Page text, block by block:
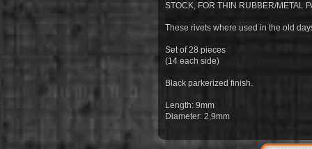
STOCK, FOR THIN RUBBER/METAL
These rivets where used in the old
Set of 28 pieces
(14 each side)
Black parkerized finish.
Length: 9mm
Diameter: 2,9mm